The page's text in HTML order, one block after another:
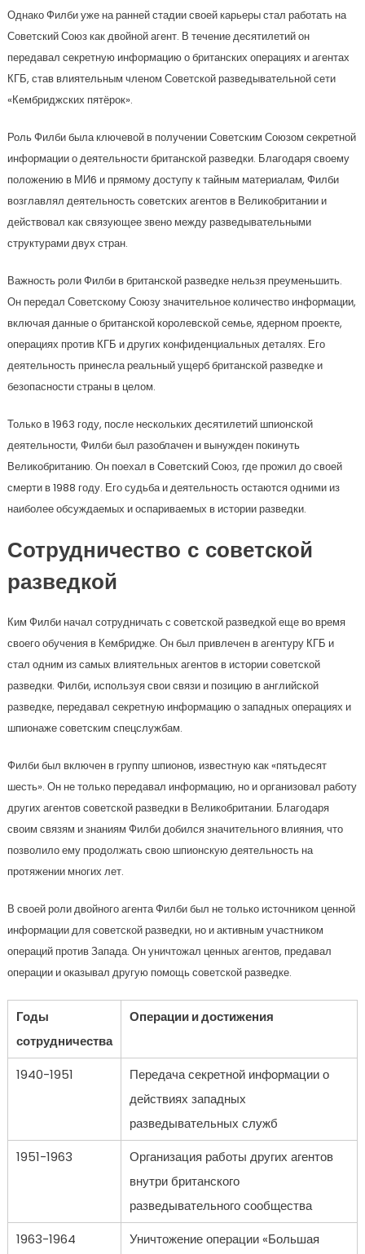
Однако Филби уже на ранней стадии своей карьеры стал работать на
Советский Союз как двойной агент. В течение десятилетий он
передавал секретную информацию о британских операциях и агентах
КГБ, став влиятельным членом Советской разведывательной сети
«Кембриджских пятёрок».
Роль Филби была ключевой в получении Советским Союзом секретной
информации о деятельности британской разведки. Благодаря своему
положению в МИ6 и прямому доступу к тайным материалам, Филби
возглавлял деятельность советских агентов в Великобритании и
действовал как связующее звено между разведывательными
структурами двух стран.
Важность роли Филби в британской разведке нельзя преуменьшить.
Он передал Советскому Союзу значительное количество информации,
включая данные о британской королевской семье, ядерном проекте,
операциях против КГБ и других конфиденциальных деталях. Его
деятельность принесла реальный ущерб британской разведке и
безопасности страны в целом.
Только в 1963 году, после нескольких десятилетий шпионской
деятельности, Филби был разоблачен и вынужден покинуть
Великобританию. Он поехал в Советский Союз, где прожил до своей
смерти в 1988 году. Его судьба и деятельность остаются одними из
наиболее обсуждаемых и оспариваемых в истории разведки.
Сотрудничество с советской
разведкой
Ким Филби начал сотрудничать с советской разведкой еще во время
своего обучения в Кембридже. Он был привлечен в агентуру КГБ и
стал одним из самых влиятельных агентов в истории советской
разведки. Филби, используя свои связи и позицию в английской
разведке, передавал секретную информацию о западных операциях и
шпионаже советским спецслужбам.
Филби был включен в группу шпионов, известную как «пятьдесят
шесть». Он не только передавал информацию, но и организовал работу
других агентов советской разведки в Великобритании. Благодаря
своим связям и знаниям Филби добился значительного влияния, что
позволило ему продолжать свою шпионскую деятельность на
протяжении многих лет.
В своей роли двойного агента Филби был не только источником ценной
информации для советской разведки, но и активным участником
операций против Запада. Он уничтожал ценных агентов, предавал
операции и оказывал другую помощь советской разведке.
Годы
сотрудничества
Операции и достижения
1940-1951
Передача секретной информации о
действиях западных
разведывательных служб
1951-1963
Организация работы других агентов
внутри британского
разведывательного сообщества
1963-1964
Уничтожение операции «Большая